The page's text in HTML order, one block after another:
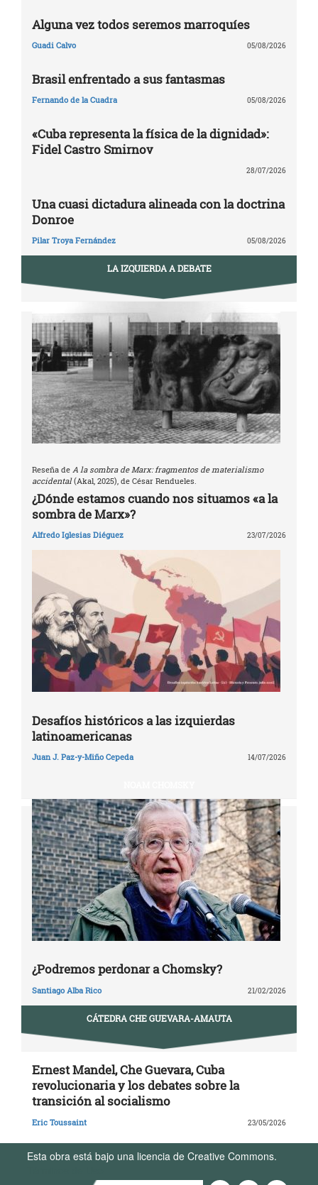
Alguna vez todos seremos marroquíes
Guadi Calvo 05/08/2026
Brasil enfrentado a sus fantasmas
Fernando de la Cuadra 05/08/2026
«Cuba representa la física de la dignidad»:
Fidel Castro Smirnov
28/07/2026
Una cuasi dictadura alineada con la doctrina
Donroe
Pilar Troya Fernández 05/08/2026
LA IZQUIERDA A DEBATE
Reseña de A la sombra de Marx: fragmentos de materialismo
accidental(Akal, 2025), de César Rendueles.
¿Dónde estamos cuando nos situamos «a la
sombra de Marx»?
Alfredo Iglesias Diéguez 23/07/2026
Desafíos históricos a las izquierdas
latinoamericanas
Juan J. Paz-y-Miño Cepeda 14/07/2026
¿Podremos perdonar a Chomsky?
Santiago Alba Rico 21/02/2026
CÁTEDRA CHE GUEVARA-AMAUTA
Ernest Mandel, Che Guevara, Cuba
revolucionaria y los debates sobre la
transición al socialismo
Eric Toussaint 23/05/2026
Esta obra está bajo una licencia de Creative Commons.